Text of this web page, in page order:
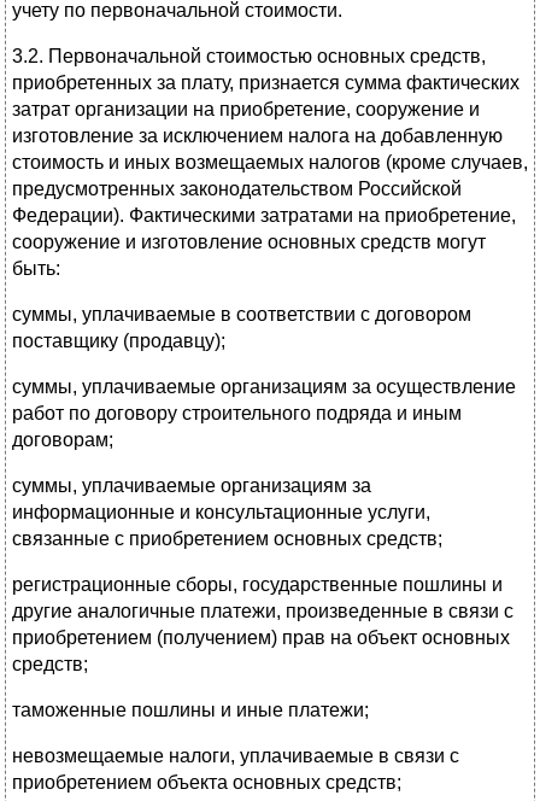
учету по первоначальной стоимости.
3.2. Первоначальной стоимостью основных средств,
приобретенных за плату, признается сумма фактических
затрат организации на приобретение, сооружение и
изготовление за исключением налога на добавленную
стоимость и иных возмещаемых налогов (кроме случаев,
предусмотренных законодательством Российской
Федерации). Фактическими затратами на приобретение,
сооружение и изготовление основных средств могут
быть:
суммы, уплачиваемые в соответствии с договором
поставщику (продавцу);
суммы, уплачиваемые организациям за осуществление
работ по договору строительного подряда и иным
договорам;
суммы, уплачиваемые организациям за
информационные и консультационные услуги,
связанные с приобретением основных средств;
регистрационные сборы, государственные пошлины и
другие аналогичные платежи, произведенные в связи с
приобретением (получением) прав на объект основных
средств;
таможенные пошлины и иные платежи;
невозмещаемые налоги, уплачиваемые в связи с
приобретением объекта основных средств;